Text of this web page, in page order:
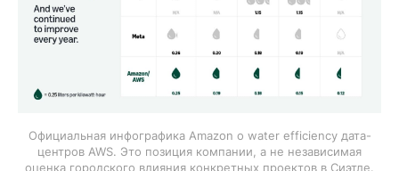
Официальная инфографика Amazon о water efficiency дата-
центров AWS. Это позиция компании, а не независимая
оценка городского влияния конкретных проектов в Сиэтле.